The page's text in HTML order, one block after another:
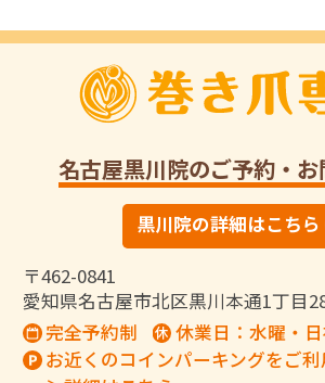
名古屋黒川院のご予約・
黒川院の詳細はこちら
〒462-0841
愛知県名古屋市北区黒川本通1丁目
完全予約制
休業日：水曜・
お近くのコインパーキングをご